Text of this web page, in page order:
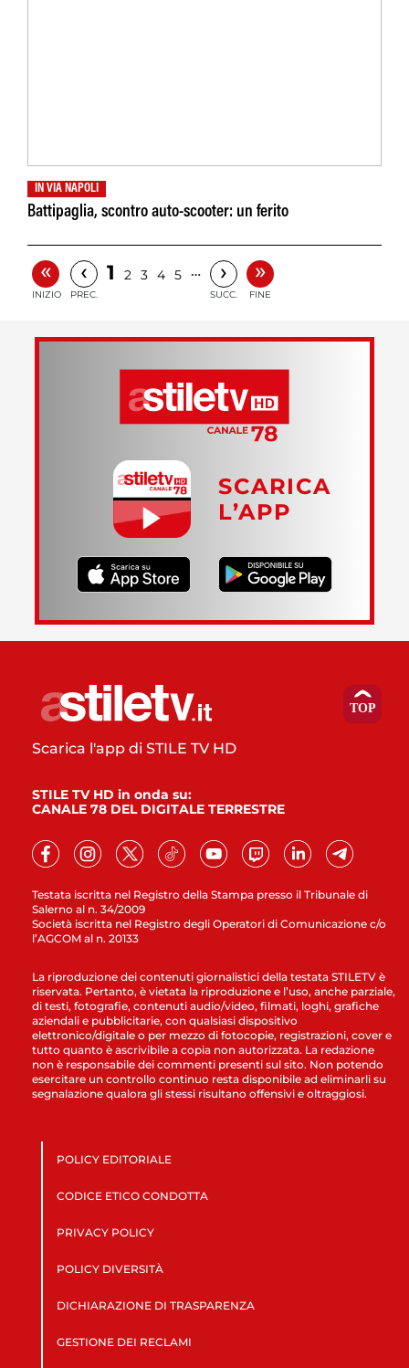
IN VIA NAPOLI
Battipaglia, scontro auto-scooter: un ferito
«
INIZIO
‹
PREC.
1 2 3 4 5 … ›
SUCC.
»
FINE
SCARICA
L’APP
Testata iscritta nel Registro della Stampa presso il Tribunale di
Salerno al n. 34/2009
Società iscritta nel Registro degli Operatori di Comunicazione c/o
l’AGCOM al n. 20133
Scarica l'app di STILE TV HD
STILE TV HD in onda su:
CANALE 78 DEL DIGITALE TERRESTRE
La riproduzione dei contenuti giornalistici della testata STILETV è
riservata. Pertanto, è vietata la riproduzione e l’uso, anche parziale,
di testi, fotografie, contenuti audio/video, filmati, loghi, grafiche
aziendali e pubblicitarie, con qualsiasi dispositivo
elettronico/digitale o per mezzo di fotocopie, registrazioni, cover e
tutto quanto è ascrivibile a copia non autorizzata. La redazione
non è responsabile dei commenti presenti sul sito. Non potendo
esercitare un controllo continuo resta disponibile ad eliminarli su
segnalazione qualora gli stessi risultano offensivi e oltraggiosi.
POLICY EDITORIALE
CODICE ETICO CONDOTTA
PRIVACY POLICY
POLICY DIVERSITÀ
DICHIARAZIONE DI TRASPARENZA
GESTIONE DEI RECLAMI